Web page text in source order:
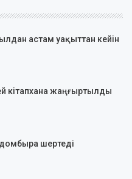
астам уақыттан кейін
кітапхана жаңғыртылды
шертеді